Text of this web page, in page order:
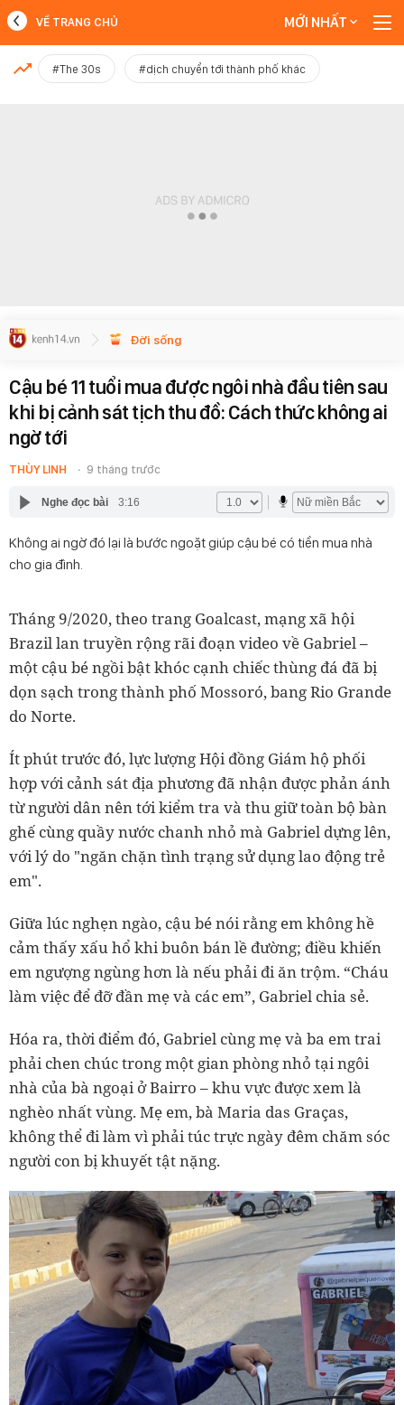
MỚI NHẤT
VỀ TRANG CHỦ MỚI NHẤT
#The 30s #dịch chuyển tới thành phố khác
Đời sống
Cậu bé 11 tuổi mua được ngôi nhà đầu tiên sau
khi bị cảnh sát tịch thu đồ: Cách thức không ai
ngờ tới
THÙY LINH 9 tháng trước
Nghe đọc bài 3:16
Không ai ngờ đó lại là bước ngoặt giúp cậu bé có tiền mua nhà
cho gia đình.
Tháng 9/2020, theo trang Goalcast, mạng xã hội
Brazil lan truyền rộng rãi đoạn video về Gabriel –
một cậu bé ngồi bật khóc cạnh chiếc thùng đá đã bị
dọn sạch trong thành phố Mossoró, bang Rio Grande
do Norte.
Ít phút trước đó, lực lượng Hội đồng Giám hộ phối
hợp với cảnh sát địa phương đã nhận được phản ánh
từ người dân nên tới kiểm tra và thu giữ toàn bộ bàn
ghế cùng quầy nước chanh nhỏ mà Gabriel dựng lên,
với lý do "ngăn chặn tình trạng sử dụng lao động trẻ
em".
Giữa lúc nghẹn ngào, cậu bé nói rằng em không hề
cảm thấy xấu hổ khi buôn bán lề đường; điều khiến
em ngượng ngùng hơn là nếu phải đi ăn trộm. “Cháu
làm việc để đỡ đần mẹ và các em”, Gabriel chia sẻ.
Hóa ra, thời điểm đó, Gabriel cùng mẹ và ba em trai
phải chen chúc trong một gian phòng nhỏ tại ngôi
nhà của bà ngoại ở Bairro – khu vực được xem là
nghèo nhất vùng. Mẹ em, bà Maria das Graças,
không thể đi làm vì phải túc trực ngày đêm chăm sóc
người con bị khuyết tật nặng.